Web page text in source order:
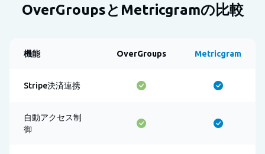
OverGroupsとMetricgramの比較
機能 OverGroups Metricgram
Stripe決済連携
自動アクセス制
御